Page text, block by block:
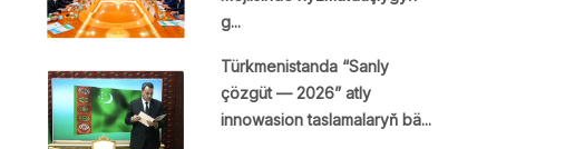
g...
Türkmenistanda “Sanly
çözgüt — 2026” atly
innowasion taslamalaryň bä...